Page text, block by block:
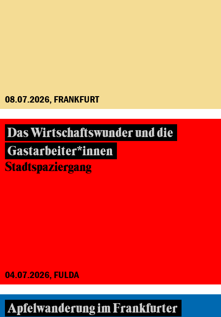
08.07.2026, FRANKFURT
Das Wirtschaftswunder und die
Gastarbeiter*innen
Stadtspaziergang
04.07.2026, FULDA
Apfelwanderung im Frankfurter